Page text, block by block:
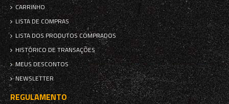
CARRINHO
LISTA DE COMPRAS
LISTA DOS PRODUTOS COMPRADOS
HISTÓRICO DE TRANSAÇÕES
MEUS DESCONTOS
NEWSLETTER
REGULAMENTO